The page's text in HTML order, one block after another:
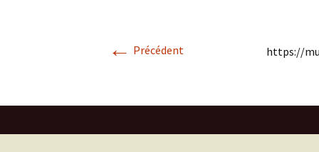
← Précédent
https://